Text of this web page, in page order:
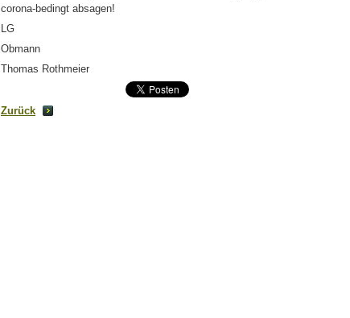
corona-bedingt absagen!
LG
Obmann
Thomas Rothmeier
Zurück